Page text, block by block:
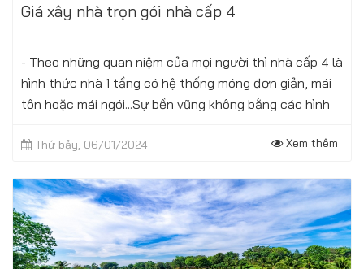
Giá xây nhà trọn gói nhà cấp 4
- Theo những quan niệm của mọi người thì nhà cấp 4 là
hình thức nhà 1 tầng có hệ thống móng đơn giản, mái
tôn hoặc mái ngói...Sự bền vũng không bằng các hình
Thứ bảy, 06/01/2024 Xem thêm